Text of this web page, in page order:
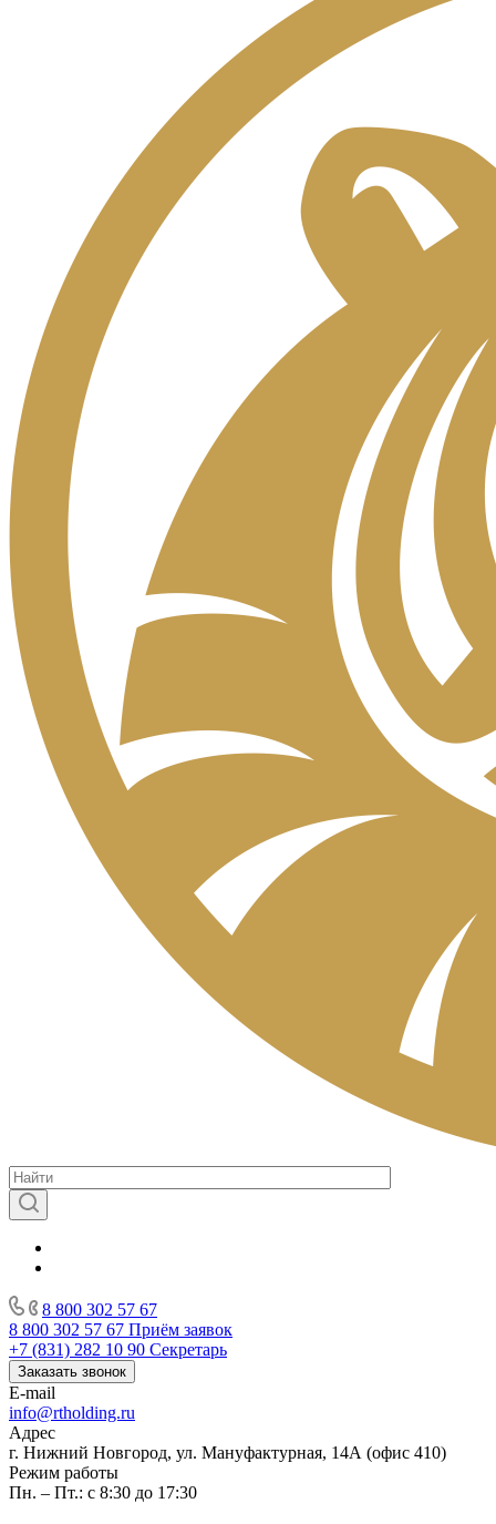
8 800 302 57 67
8 800 302 57 67 Приём заявок
+7 (831) 282 10 90 Секретарь
Заказать звонок
E-mail
info@rtholding.ru
Адрес
г. Нижний Новгород, ул. Мануфактурная, 14А (офис 410)
Режим работы
Пн. – Пт.: с 8:30 до 17:30